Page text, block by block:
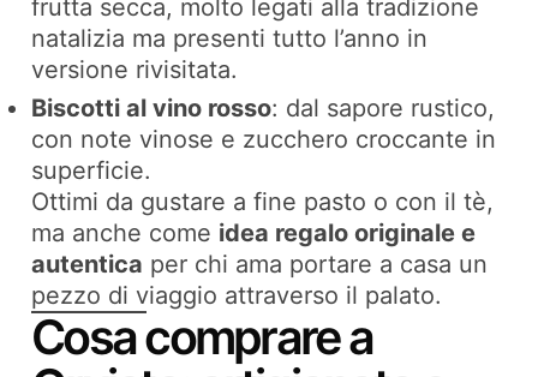
frutta secca, molto legati alla tradizione
natalizia ma presenti tutto l’anno in
versione rivisitata.
Biscotti al vino rosso: dal sapore rustico,
con note vinose e zucchero croccante in
superficie.
Ottimi da gustare a fine pasto o con il tè,
ma anche come idea regalo originale e
autentica per chi ama portare a casa un
pezzo di viaggio attraverso il palato.
Cosa comprare a